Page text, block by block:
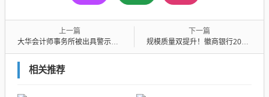
上一篇
大华会计师事务所被出具警示函，涉年报审计执业多项违规
下一篇
规模质量双提升！徽商银行2025年资产突破2.3万亿，不良率稳降至0.98%
相关推荐